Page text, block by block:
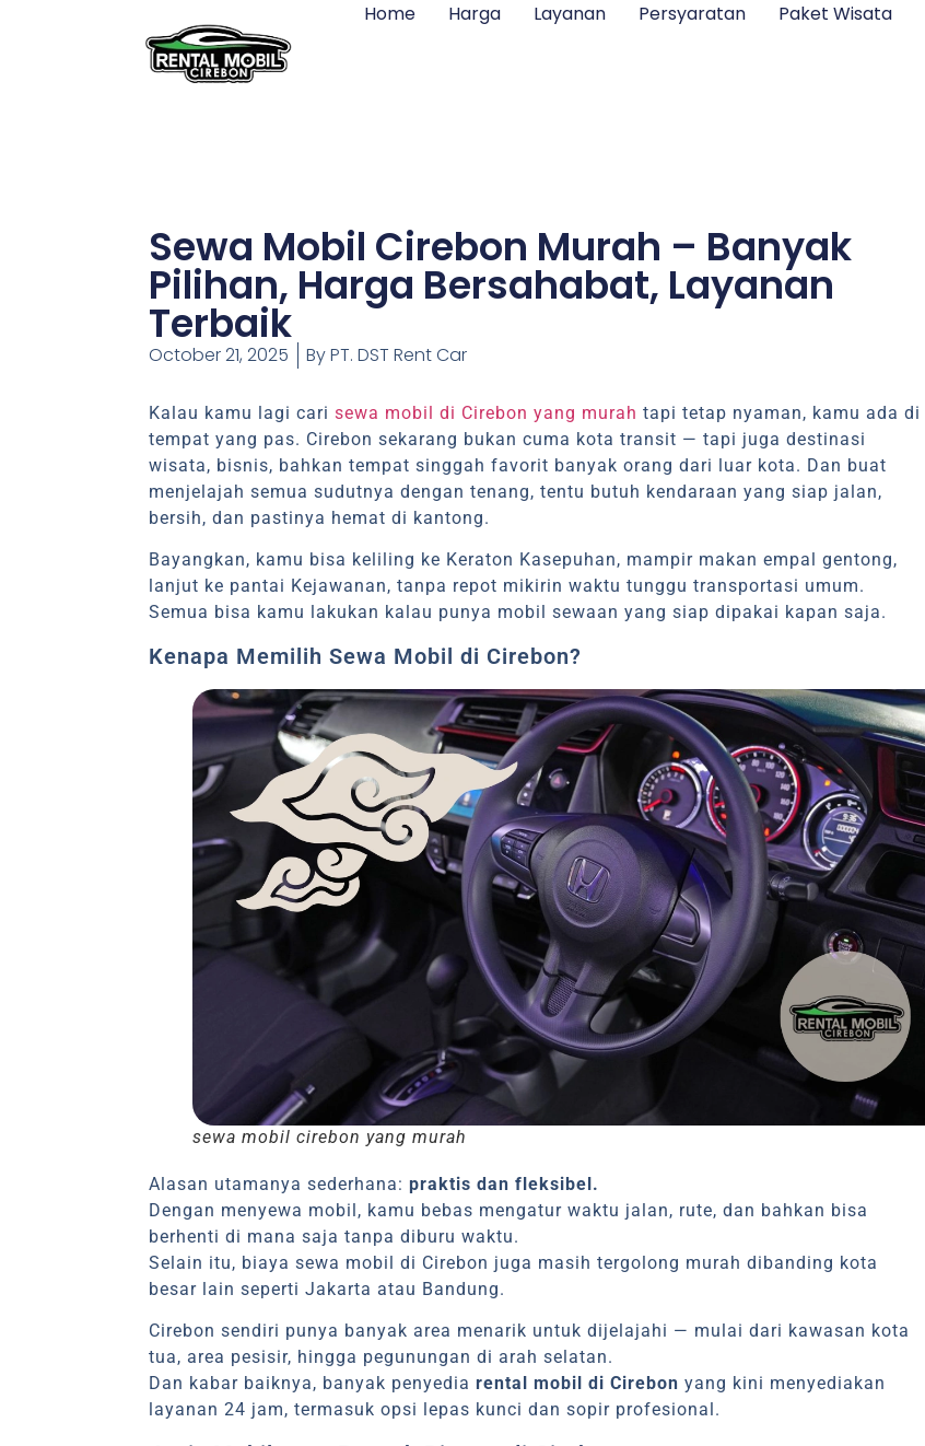
Home Harga Layanan Persyaratan Paket Wisata
Sewa Mobil Cirebon Murah – Banyak
Pilihan, Harga Bersahabat, Layanan
Terbaik
October 21, 2025 ByPT. DST Rent Car
Kalau kamu lagi carisewa mobil di Cirebon yang murah tapi tetap nyaman, kamu ada di
tempat yang pas. Cirebon sekarang bukan cuma kota transit — tapi juga destinasi
wisata, bisnis, bahkan tempat singgah favorit banyak orang dari luar kota. Dan buat
menjelajah semua sudutnya dengan tenang, tentu butuh kendaraan yang siap jalan,
bersih, dan pastinya hemat di kantong.
Bayangkan, kamu bisa keliling ke Keraton Kasepuhan, mampir makan empal gentong,
lanjut ke pantai Kejawanan, tanpa repot mikirin waktu tunggu transportasi umum.
Semua bisa kamu lakukan kalau punya mobil sewaan yang siap dipakai kapan saja.
Kenapa Memilih Sewa Mobil di Cirebon?
sewa mobil cirebon yang murah
Alasan utamanya sederhana:praktis dan fleksibel.
Dengan menyewa mobil, kamu bebas mengatur waktu jalan, rute, dan bahkan bisa
berhenti di mana saja tanpa diburu waktu.
Selain itu, biaya sewa mobil di Cirebon juga masih tergolong murah dibanding kota
besar lain seperti Jakarta atau Bandung.
Cirebon sendiri punya banyak area menarik untuk dijelajahi — mulai dari kawasan kota
tua, area pesisir, hingga pegunungan di arah selatan.
Dan kabar baiknya, banyak penyediarental mobil di Cirebon yang kini menyediakan
layanan 24 jam, termasuk opsi lepas kunci dan sopir profesional.